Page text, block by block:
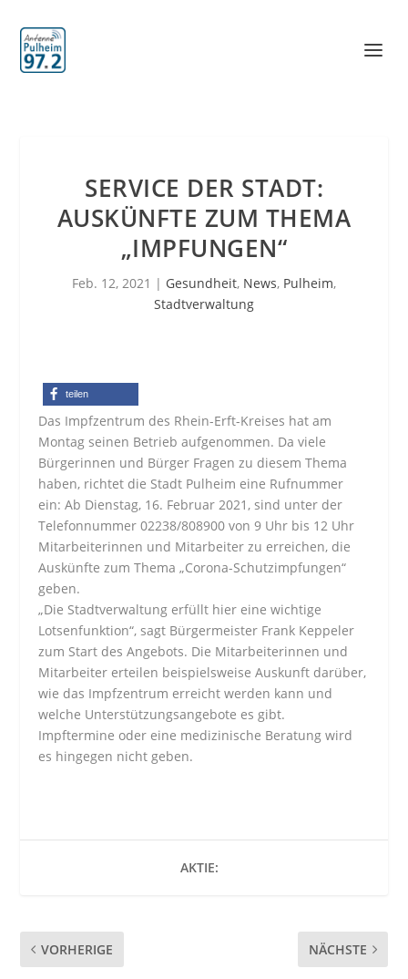
SERVICE DER STADT:
AUSKÜNFTE ZUM THEMA
„IMPFUNGEN“
Feb. 12, 2021 | Gesundheit, News, Pulheim,
Stadtverwaltung
teilen
Das Impfzentrum des Rhein-Erft-Kreises hat am
Montag seinen Betrieb aufgenommen. Da viele
Bürgerinnen und Bürger Fragen zu diesem Thema
haben, richtet die Stadt Pulheim eine Rufnummer
ein: Ab Dienstag, 16. Februar 2021, sind unter der
Telefonnummer 02238/808900 von 9 Uhr bis 12 Uhr
Mitarbeiterinnen und Mitarbeiter zu erreichen, die
Auskünfte zum Thema „Corona-Schutzimpfungen“
geben.
„Die Stadtverwaltung erfüllt hier eine wichtige
Lotsenfunktion“, sagt Bürgermeister Frank Keppeler
zum Start des Angebots. Die Mitarbeiterinnen und
Mitarbeiter erteilen beispielsweise Auskunft darüber,
wie das Impfzentrum erreicht werden kann und
welche Unterstützungsangebote es gibt.
Impftermine oder eine medizinische Beratung wird
es hingegen nicht geben.
AKTIE:
VORHERIGE NÄCHSTE